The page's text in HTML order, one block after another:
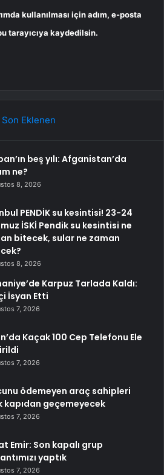
kullanılması için adım, e-posta
tarayıcıya kaydedilsin.
Son Eklenen
beş yılı: Afganistan’da
ne?
8, 2026
PENDİK su kesintisi! 23-24
İSKİ Pendik su kesintisi ne
bitecek, sular ne zaman
8, 2026
Karpuz Tarlada Kaldı:
İsyan Etti
7, 2026
Kaçak 100 Cep Telefonu Ele
7, 2026
ödemeyen araç sahipleri
kapıdan geçemeyecek
7, 2026
Emir: Son kapalı grup
yaptık
7, 2026